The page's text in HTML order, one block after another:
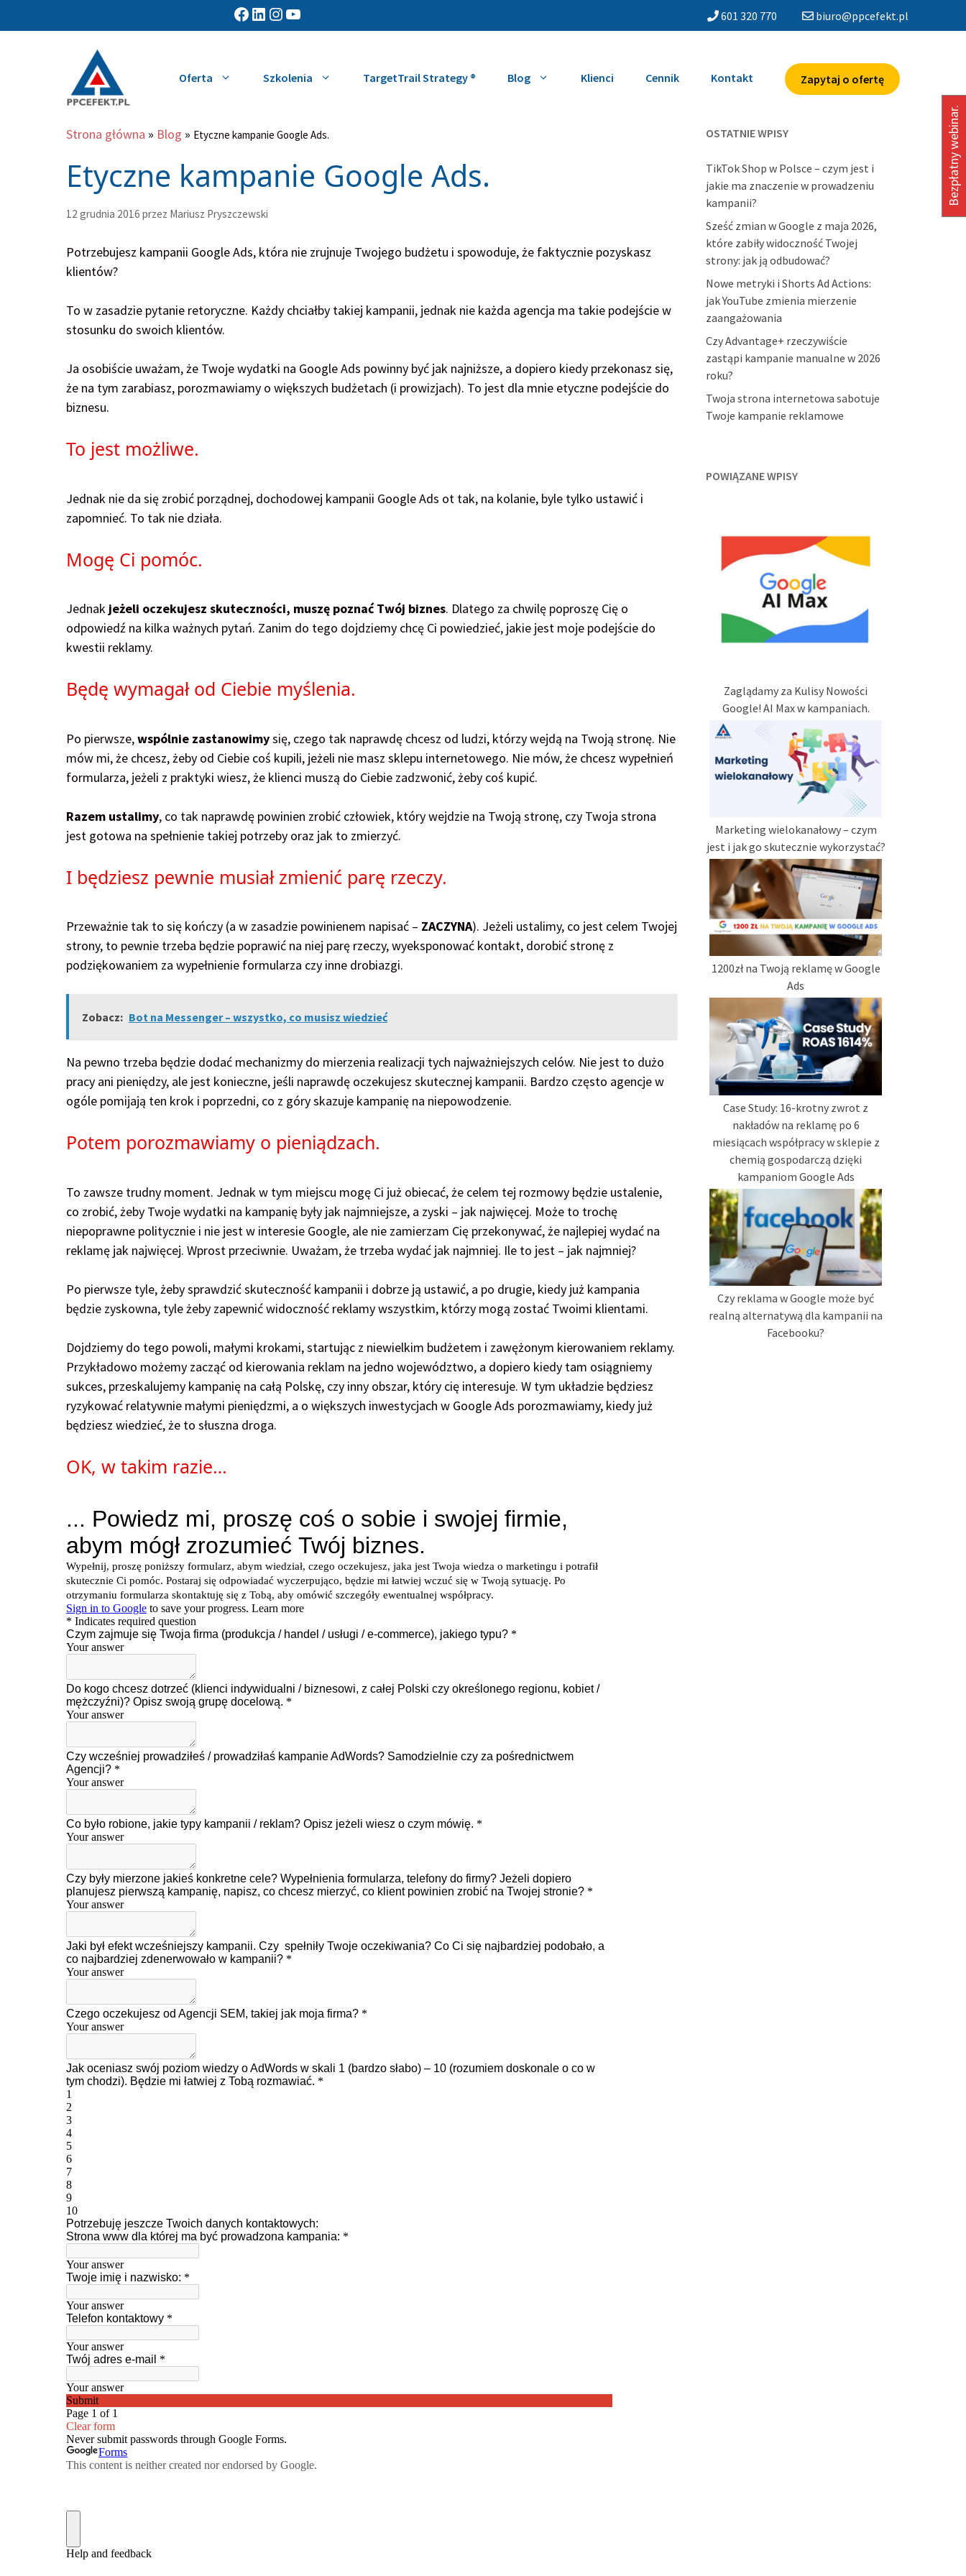
do
Facebook LinkedIn Instagram YouTube 601 320 770 biuro@ppcefekt.pl
Oferta Szkolenia TargetTrail Strategy ® Blog Klienci Cennik Kontakt Zapytaj o ofertę
Strona główna » Blog » Etyczne kampanie Google Ads.
Etyczne kampanie Google Ads.
12 grudnia 2016 przez Mariusz Pryszczewski
Potrzebujesz kampanii Google Ads, która nie zrujnuje Twojego budżetu i spowoduje, że faktycznie pozyskasz
klientów?
To w zasadzie pytanie retoryczne. Każdy chciałby takiej kampanii, jednak nie każda agencja ma takie podejście w
stosunku do swoich klientów.
Ja osobiście uważam, że Twoje wydatki na Google Ads powinny być jak najniższe, a dopiero kiedy przekonasz się,
że na tym zarabiasz, porozmawiamy o większych budżetach (i prowizjach). To jest dla mnie etyczne podejście do
biznesu.
To jest możliwe.
Jednak nie da się zrobić porządnej, dochodowej kampanii Google Ads ot tak, na kolanie, byle tylko ustawić i
zapomnieć. To tak nie działa.
Mogę Ci pomóc.
Jednak jeżeli oczekujesz skuteczności, muszę poznać Twój biznes. Dlatego za chwilę poproszę Cię o
odpowiedź na kilka ważnych pytań. Zanim do tego dojdziemy chcę Ci powiedzieć, jakie jest moje podejście do
kwestii reklamy.
Będę wymagał od Ciebie myślenia.
Po pierwsze,wspólnie zastanowimysię, czego tak naprawdę chcesz od ludzi, którzy wejdą na Twoją stronę. Nie
mów mi, że chcesz, żeby od Ciebie coś kupili, jeżeli nie masz sklepu internetowego. Nie mów, że chcesz wypełnień
formularza, jeżeli z praktyki wiesz, że klienci muszą do Ciebie zadzwonić, żeby coś kupić.
Razem ustalimy, co tak naprawdę powinien zrobić człowiek, który wejdzie na Twoją stronę, czy Twoja strona
jest gotowa na spełnienie takiej potrzeby oraz jak to zmierzyć.
I będziesz pewnie musiał zmienić parę rzeczy.
Przeważnie tak to się kończy (a w zasadzie powinienem napisać – ZACZYNA). Jeżeli ustalimy, co jest celem Twojej
strony, to pewnie trzeba będzie poprawić na niej parę rzeczy, wyeksponować kontakt, dorobić stronę z
podziękowaniem za wypełnienie formularza czy inne drobiazgi.
Zobacz: Bot na Messenger – wszystko, co musisz wiedzieć
Na pewno trzeba będzie dodać mechanizmy do mierzenia realizacji tych najważniejszych celów. Nie jest to dużo
pracy ani pieniędzy, ale jest konieczne, jeśli naprawdę oczekujesz skutecznej kampanii. Bardzo często agencje w
ogóle pomijają ten krok i poprzedni, co z góry skazuje kampanię na niepowodzenie.
Potem porozmawiamy o pieniądzach.
To zawsze trudny moment. Jednak w tym miejscu mogę Ci już obiecać, że celem tej rozmowy będzie ustalenie,
co zrobić, żeby Twoje wydatki na kampanię były jak najmniejsze, a zyski – jak najwięcej. Może to trochę
niepoprawne politycznie i nie jest w interesie Google, ale nie zamierzam Cię przekonywać, że najlepiej wydać na
reklamę jak najwięcej. Wprost przeciwnie. Uważam, że trzeba wydać jak najmniej. Ile to jest – jak najmniej?
Po pierwsze tyle, żeby sprawdzić skuteczność kampanii i dobrze ją ustawić, a po drugie, kiedy już kampania
będzie zyskowna, tyle żeby zapewnić widoczność reklamy wszystkim, którzy mogą zostać Twoimi klientami.
Dojdziemy do tego powoli, małymi krokami, startując z niewielkim budżetem i zawężonym kierowaniem reklamy.
Przykładowo możemy zacząć od kierowania reklam na jedno województwo, a dopiero kiedy tam osiągniemy
sukces, przeskalujemy kampanię na całą Polskę, czy inny obszar, który cię interesuje. W tym układzie będziesz
ryzykować relatywnie małymi pieniędzmi, a o większych inwestycjach w Google Ads porozmawiamy, kiedy już
będziesz wiedzieć, że to słuszna droga.
OK, w takim razie…
OSTATNIE WPISY
TikTok Shop w Polsce – czym jest i
jakie ma znaczenie w prowadzeniu
kampanii?
Sześć zmian w Google z maja 2026,
które zabiły widoczność Twojej
strony: jak ją odbudować?
Nowe metryki i Shorts Ad Actions:
jak YouTube zmienia mierzenie
zaangażowania
Czy Advantage+ rzeczywiście
zastąpi kampanie manualne w 2026
roku?
Twoja strona internetowa sabotuje
Twoje kampanie reklamowe
POWIĄZANE WPISY
Zaglądamy za Kulisy Nowości
Google! AI Max w kampaniach.
Marketing wielokanałowy – czym
jest i jak go skutecznie wykorzystać?
1200zł na Twoją reklamę w Google
Ads
Case Study: 16-krotny zwrot z
nakładów na reklamę po 6
miesiącach współpracy w sklepie z
chemią gospodarczą dzięki
kampaniom Google Ads
Czy reklama w Google może być
realną alternatywą dla kampanii na
Facebooku?
Bezpłatny webinar.